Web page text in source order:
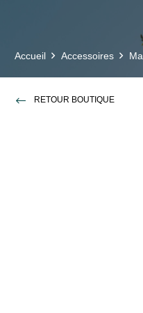
Accueil Accessoires
RETOUR BOUTIQUE